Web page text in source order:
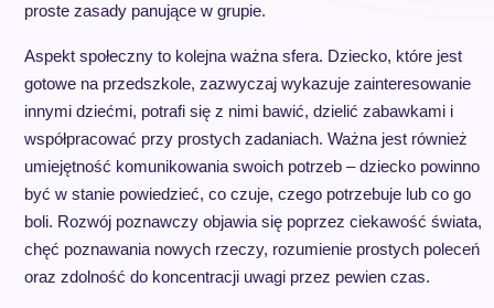
proste zasady panujące w grupie.
Aspekt społeczny to kolejna ważna sfera. Dziecko, które jest
gotowe na przedszkole, zazwyczaj wykazuje zainteresowanie
innymi dziećmi, potrafi się z nimi bawić, dzielić zabawkami i
współpracować przy prostych zadaniach. Ważna jest również
umiejętność komunikowania swoich potrzeb – dziecko powinno
być w stanie powiedzieć, co czuje, czego potrzebuje lub co go
boli. Rozwój poznawczy objawia się poprzez ciekawość świata,
chęć poznawania nowych rzeczy, rozumienie prostych poleceń
oraz zdolność do koncentracji uwagi przez pewien czas.